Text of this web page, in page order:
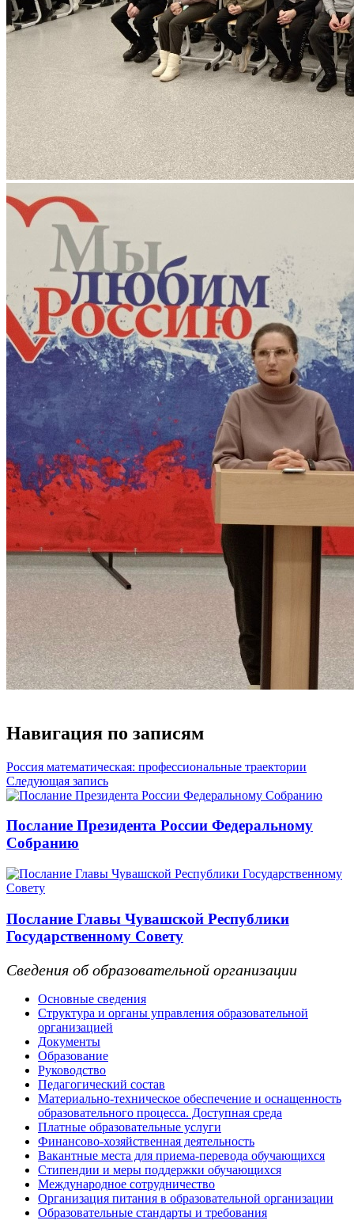
Навигация по записям
Россия математическая: профессиональные траектории
Следующая запись
Послание Президента России Федеральному
Собранию
Послание Главы Чувашской Республики
Государственному Совету
Сведения об образовательной организации
Основные сведения
Структура и органы управления образовательной
организацией
Документы
Образование
Руководство
Педагогический состав
Материально-техническое обеспечение и оснащенность
образовательного процесса. Доступная среда
Платные образовательные услуги
Финансово-хозяйственная деятельность
Вакантные места для приема-перевода обучающихся
Стипендии и меры поддержки обучающихся
Международное сотрудничество
Организация питания в образовательной организации
Образовательные стандарты и требования